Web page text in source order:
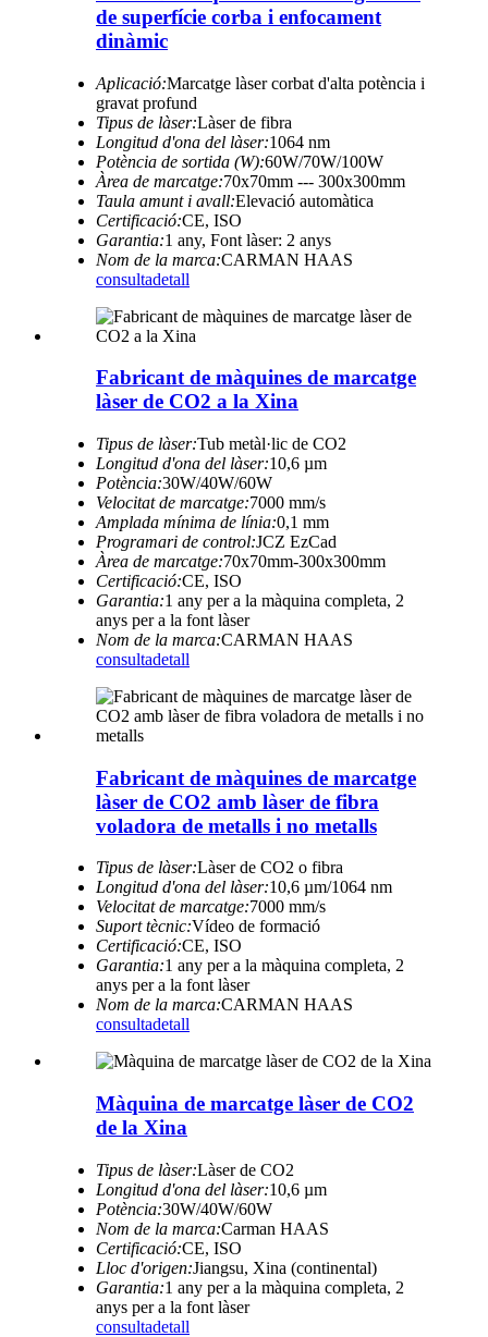
de superfície corba i enfocament
dinàmic
Aplicació:Marcatge làser corbat d'alta potència i
gravat profund
Tipus de làser:Làser de fibra
Longitud d'ona del làser:1064 nm
Potència de sortida (W):60W/70W/100W
Àrea de marcatge:70x70mm --- 300x300mm
Taula amunt i avall:Elevació automàtica
Certificació:CE, ISO
Garantia:1 any, Font làser: 2 anys
Nom de la marca:CARMAN HAAS
consultadetall
Fabricant de màquines de marcatge
làser de CO2 a la Xina
Tipus de làser:Tub metàl·lic de CO2
Longitud d'ona del làser:10,6 µm
Potència:30W/40W/60W
Velocitat de marcatge:7000 mm/s
Amplada mínima de línia:0,1 mm
Programari de control:JCZ EzCad
Àrea de marcatge:70x70mm-300x300mm
Certificació:CE, ISO
Garantia:1 any per a la màquina completa, 2
anys per a la font làser
Nom de la marca:CARMAN HAAS
consultadetall
Fabricant de màquines de marcatge
làser de CO2 amb làser de fibra
voladora de metalls i no metalls
Tipus de làser:Làser de CO2 o fibra
Longitud d'ona del làser:10,6 µm/1064 nm
Velocitat de marcatge:7000 mm/s
Suport tècnic:Vídeo de formació
Certificació:CE, ISO
Garantia:1 any per a la màquina completa, 2
anys per a la font làser
Nom de la marca:CARMAN HAAS
consultadetall
Màquina de marcatge làser de CO2
de la Xina
Tipus de làser:Làser de CO2
Longitud d'ona del làser:10,6 µm
Potència:30W/40W/60W
Nom de la marca:Carman HAAS
Certificació:CE, ISO
Lloc d'origen:Jiangsu, Xina (continental)
Garantia:1 any per a la màquina completa, 2
anys per a la font làser
consultadetall